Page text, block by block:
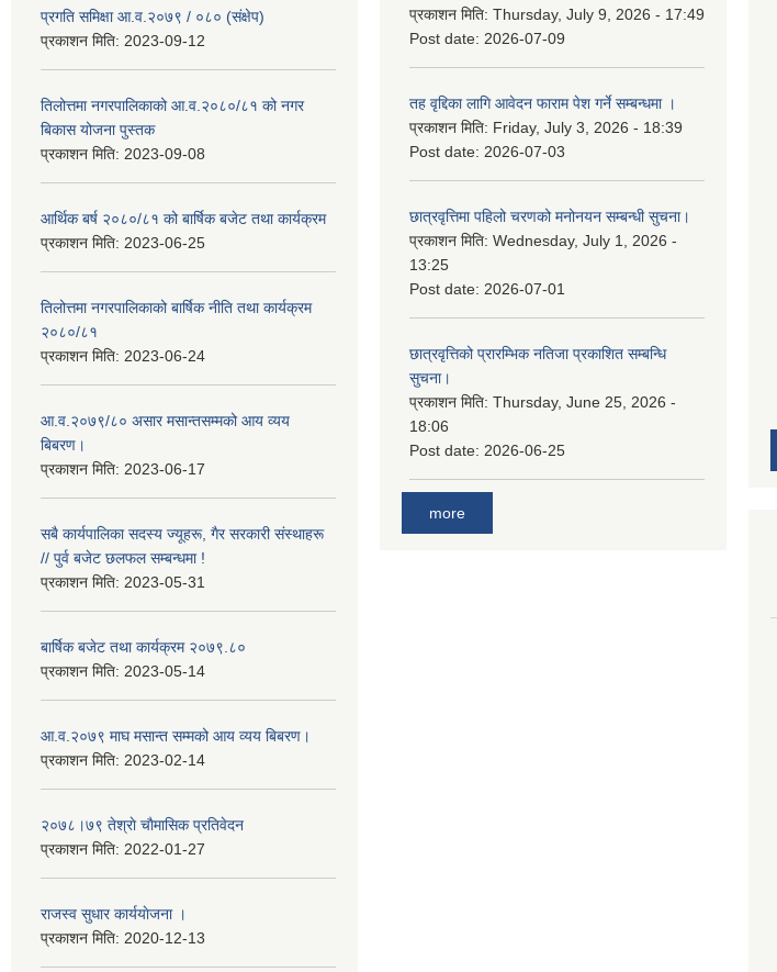
प्रगति समिक्षा आ.व.२०७९ / ०८० (संक्षेप)
प्रकाशन मिति: 2023-09-12
तिलोत्तमा नगरपालिकाको आ.व.२०८०/८१ को नगर
बिकास योजना पुस्तक
प्रकाशन मिति: 2023-09-08
आर्थिक बर्ष २०८०/८१ को बार्षिक बजेट तथा कार्यक्रम
प्रकाशन मिति: 2023-06-25
तिलोत्तमा नगरपालिकाको बार्षिक नीति तथा कार्यक्रम
२०८०/८१
प्रकाशन मिति: 2023-06-24
आ.व.२०७९/८० असार मसान्तसम्मको आय व्यय
बिबरण।
प्रकाशन मिति: 2023-06-17
सबै कार्यपालिका सदस्य ज्यूहरू, गैर सरकारी संस्थाहरू
// पुर्व बजेट छलफल सम्बन्धमा !
प्रकाशन मिति: 2023-05-31
बार्षिक बजेट तथा कार्यक्रम २०७९.८०
प्रकाशन मिति: 2023-05-14
आ.व.२०७९ माघ मसान्त सम्मको आय व्यय बिबरण।
प्रकाशन मिति: 2023-02-14
२०७८।७९ तेश्राे चाैमासिक प्रतिवेदन
प्रकाशन मिति: 2022-01-27
राजस्व सुधार कार्ययाेजना ।
प्रकाशन मिति: 2020-12-13
प्रकाशन मिति: Thursday, July 9, 2026 - 17:49
Post date: 2026-07-09
तह वृद्दिका लागि आवेदन फाराम पेश गर्ने सम्बन्धमा ।
प्रकाशन मिति: Friday, July 3, 2026 - 18:39
Post date: 2026-07-03
छात्रवृत्तिमा पहिलो चरणको मनोनयन सम्बन्धी सुचना।
प्रकाशन मिति: Wednesday, July 1, 2026 -
13:25
Post date: 2026-07-01
छात्रवृत्तिको प्रारम्भिक नतिजा प्रकाशित सम्बन्धि
सुचना।
प्रकाशन मिति: Thursday, June 25, 2026 -
18:06
Post date: 2026-06-25
more